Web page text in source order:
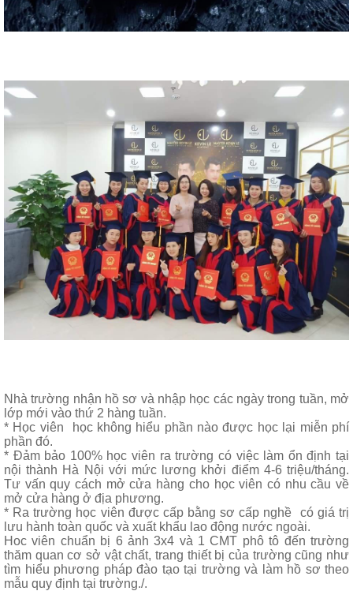
Nhà trường nhận hồ sơ và nhập học các ngày trong tuần, mở
lớp mới vào thứ 2 hàng tuần.
* Học viên học không hiểu phần nào được học lại miễn phí
phần đó.
* Đảm bảo 100% học viên ra trường có việc làm ổn định tại
nội thành Hà Nội với mức lương khởi điểm 4-6 triệu/tháng.
Tư vấn quy cách mở cửa hàng cho học viên có nhu cầu về
mở cửa hàng ở địa phương.
* Ra trường học viên được cấp bằng sơ cấp nghề có giá trị
lưu hành toàn quốc và xuất khẩu lao động nước ngoài.
Hoc viên chuẩn bị 6 ảnh 3x4 và 1 CMT phô tô đến trường
thăm quan cơ sở vật chất, trang thiết bị của trường cũng như
tìm hiểu phương pháp đào tạo tại trường và làm hồ sơ theo
mẫu quy định tại trường./.